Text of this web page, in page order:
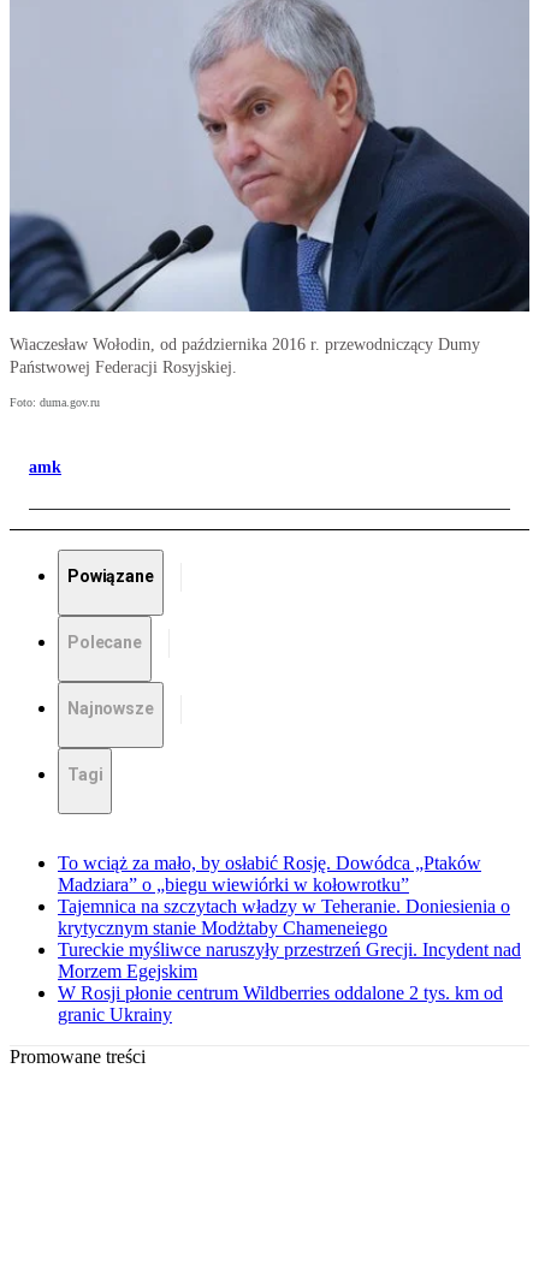
Wiaczesław Wołodin, od października 2016 r. przewodniczący Dumy
Państwowej Federacji Rosyjskiej.
Foto: duma.gov.ru
amk
Powiązane
Polecane
Najnowsze
Tagi
To wciąż za mało, by osłabić Rosję. Dowódca „Ptaków
Madziara” o „biegu wiewiórki w kołowrotku”
Tajemnica na szczytach władzy w Teheranie. Doniesienia o
krytycznym stanie Modżtaby Chameneiego
Tureckie myśliwce naruszyły przestrzeń Grecji. Incydent nad
Morzem Egejskim
W Rosji płonie centrum Wildberries oddalone 2 tys. km od
granic Ukrainy
Promowane treści